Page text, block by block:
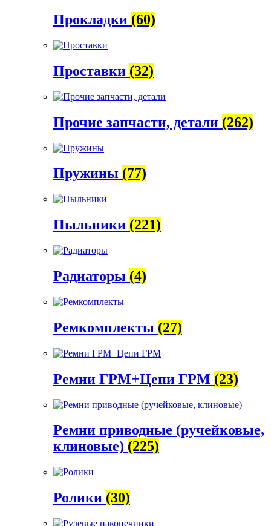
Прокладки (60)
Проставки (32)
Прочие запчасти, детали (262)
Пружины (77)
Пыльники (221)
Радиаторы (4)
Ремкомплекты (27)
Ремни ГРМ+Цепи ГРМ (23)
Ремни приводные (ручейковые,
клиновые) (225)
Ролики (30)